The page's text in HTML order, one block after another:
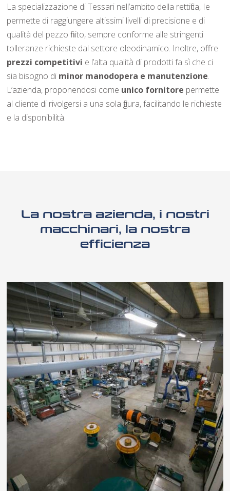
La specializzazione di Tessari nell’ambito della rettifica, Ie
permette di raggiungere altissimi livelli di precisione e di
qualità del pezzo finito, sempre conforme alle stringenti
tolleranze richieste dal settore oleodinamico. Inoltre, offre
prezzi competitivi e l’alta qualità di prodotti fa sì che ci
sia bisogno di minor manodopera e manutenzione.
L’azienda, proponendosi come unico fornitore permette
al cliente di rivolgersi a una sola figura, facilitando le richieste
e la disponibilità.
La nostra azienda, i nostri
macchinari, la nostra
efficienza